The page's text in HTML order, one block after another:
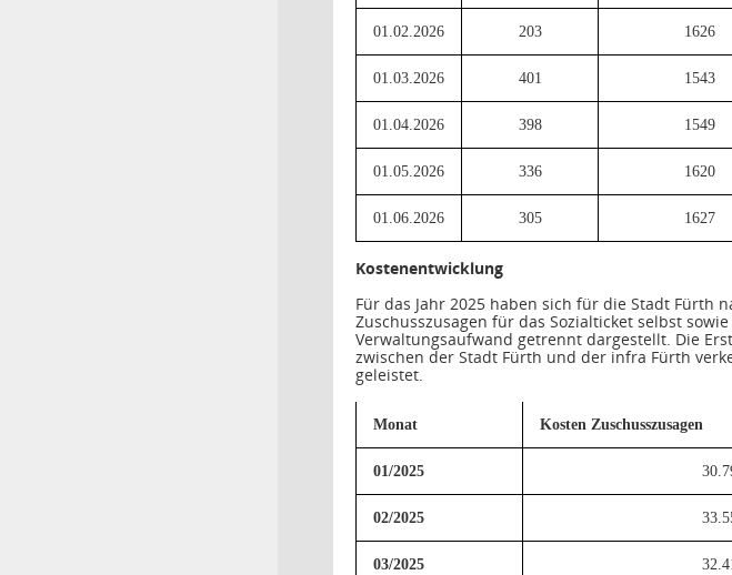
01.02.2026 203 1626
01.03.2026 401 1543
01.04.2026 398 1549
01.05.2026 336 1620
01.06.2026 305 1627
Kostenentwicklung
Für das Jahr 2025 haben sich für die Stadt Fürth
Zuschusszusagen für das Sozialticket selbst
Verwaltungsaufwand getrennt dargestellt. Die
zwischen der Stadt Fürth und der infra Fürth
geleistet.
Monat Kosten Zuschusszusagen
01/2025
02/2025
03/2025